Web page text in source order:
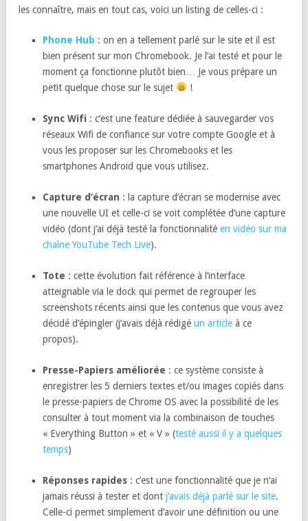
les connaître, mais en tout cas, voici un listing de celles-ci :
Phone Hub : on en a tellement parlé sur le site et il est
bien présent sur mon Chromebook. Je l’ai testé et pour le
moment ça fonctionne plutôt bien… Je vous prépare un
petit quelque chose sur le sujet
!
Sync Wifi : c’est une feature dédiée à sauvegarder vos
réseaux Wifi de confiance sur votre compte Google et à
vous les proposer sur les Chromebooks et les
smartphones Android que vous utilisez.
Capture d’écran : la capture d’écran se modernise avec
une nouvelle UI et celle-ci se voit complétée d’une capture
vidéo (dont j’ai déjà testé la fonctionnalité en vidéo sur ma
chaîne YouTube Tech Live).
Tote : cette évolution fait référence à l’interface
atteignable via le dock qui permet de regrouper les
screenshots récents ainsi que les contenus que vous avez
décidé d’épingler (j’avais déjà rédigé un article à ce
propos).
Presse-Papiers améliorée : ce système consiste à
enregistrer les 5 derniers textes et/ou images copiés dans
le presse-papiers de Chrome OS avec la possibilité de les
consulter à tout moment via la combinaison de touches
« Everything Button » et « V » (testé aussi il y a quelques
temps)
Réponses rapides : c’est une fonctionnalité que je n’ai
jamais réussi à tester et dont j’avais déjà parlé sur le site.
Celle-ci permet simplement d’avoir une définition ou une